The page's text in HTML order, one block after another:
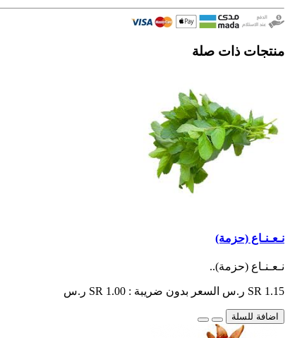
منتجات ذات صلة
نـعـنـاع (حزمة)
نـعـنـاع (حزمة)..
SR 1.15 ر.س السعر بدون ضريبة : SR 1.00 ر.س
اضافة للسلة